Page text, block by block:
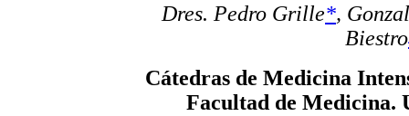
Dres. Pedro Grille*,
Biestro
Cátedras de Medicina
Facultad de Medicina.